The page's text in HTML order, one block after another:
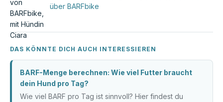
über BARFbike
DAS KÖNNTE DICH AUCH INTERESSIEREN
BARF-Menge berechnen: Wie viel Futter braucht
dein Hund pro Tag?
Wie viel BARF pro Tag ist sinnvoll? Hier findest du